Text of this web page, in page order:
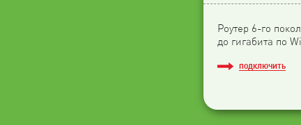
Роутер 6-го
до гигабита по
ПОДКЛЮЧИТЬ